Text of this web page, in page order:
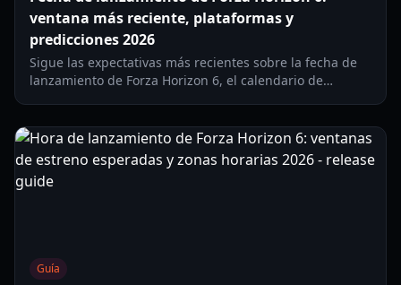
ventana más reciente, plataformas y
predicciones 2026
Sigue las expectativas más recientes sobre la fecha de
lanzamiento de Forza Horizon 6, el calendario de
Guía